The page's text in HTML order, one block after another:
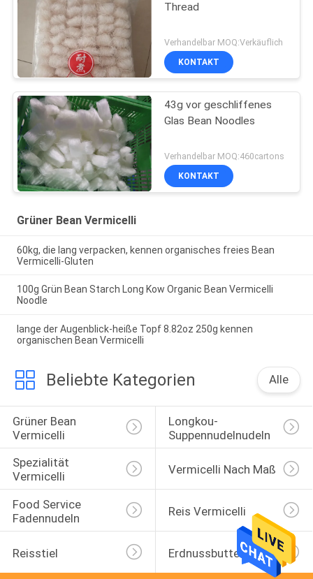
Thread
Verhandelbar MOQ:Verkäuflich
KONTAKT
43g vor geschliffenes
Glas Bean Noodles
Verhandelbar MOQ:460cartons
KONTAKT
Grüner Bean Vermicelli
60kg, die lang verpacken, kennen organisches freies Bean
Vermicelli-Gluten
100g Grün Bean Starch Long Kow Organic Bean Vermicelli
Noodle
lange der Augenblick-heiße Topf 8.82oz 250g kennen
organischen Bean Vermicelli
Beliebte Kategorien Alle
Grüner Bean
Vermicelli
Longkou-
Suppennudelnudeln
Spezialität
Vermicelli
Vermicelli Nach Maß
Food Service
Fadennudeln
Reis Vermicelli
Reisstiel Erdnussbutter